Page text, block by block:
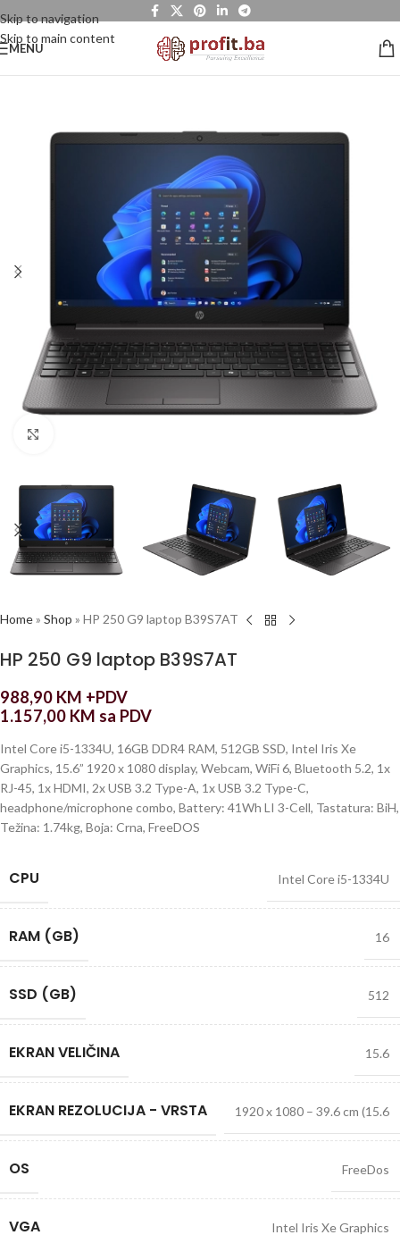
Skip to navigation
Skip to main content
MENU
Home» Shop » HP 250 G9 laptop B39S7AT
HP 250 G9 laptop B39S7AT
988,90 KM +PDV
1.157,00 KM sa PDV
Intel Core i5-1334U, 16GB DDR4 RAM, 512GB SSD, Intel Iris Xe
Graphics, 15.6” 1920 x 1080 display, Webcam, WiFi 6, Bluetooth 5.2, 1x
RJ-45, 1x HDMI, 2x USB 3.2 Type-A, 1x USB 3.2 Type-C,
headphone/microphone combo, Battery: 41Wh LI 3-Cell, Tastatura: BiH,
Težina: 1.74kg, Boja: Crna, FreeDOS
CPU Intel Core i5-1334U
RAM (GB) 16
SSD (GB) 512
EKRAN VELIČINA 15.6
EKRAN REZOLUCIJA - VRSTA 1920 x 1080 – 39.6 cm (15.6
OS FreeDos
VGA Intel Iris Xe Graphics